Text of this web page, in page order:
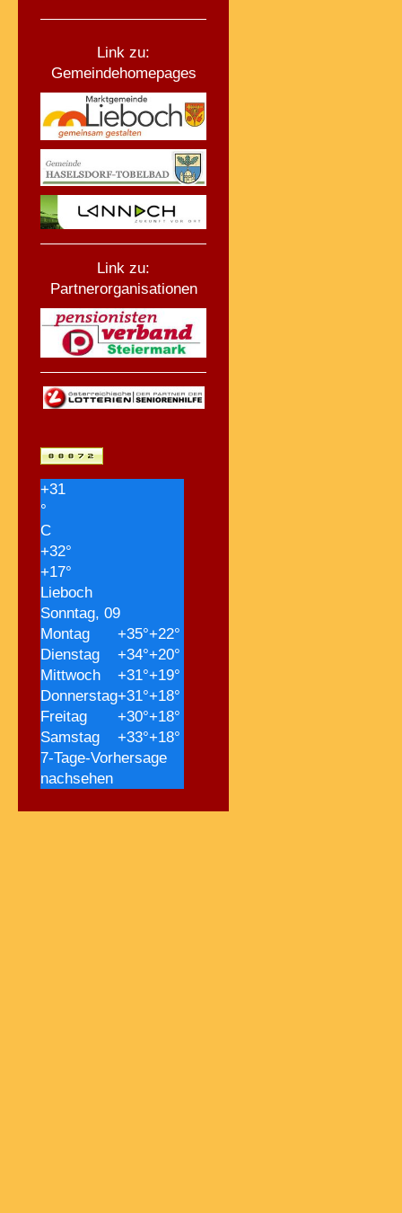
Link zu:
Gemeindehomepages
Link zu:
Partnerorganisationen
+31
°
C
+32°
+17°
Lieboch
Sonntag, 09
Montag
+35°+22°
Dienstag
+34°+20°
Mittwoch
+31°+19°
Donnerstag+31°+18°
Freitag
+30°+18°
Samstag
+33°+18°
7-Tage-Vorhersage
nachsehen